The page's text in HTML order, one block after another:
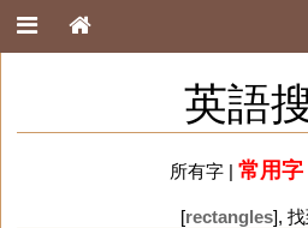
英語
所有字| 常用字
[rectangles],